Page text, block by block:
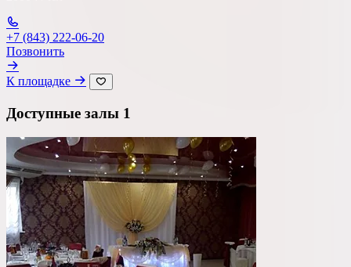
+7 (843) 222-06-20
Позвонить
К площадке
Доступные залы 1